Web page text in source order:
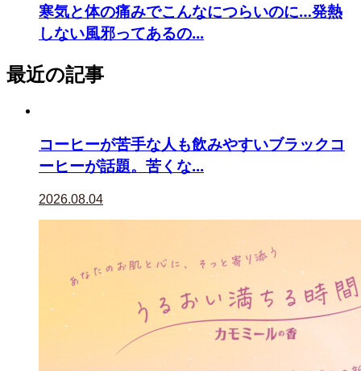
寒気と体の痛みでこんなにつらいのに…発熱
しない風邪ってあるの...
最近の記事
コーヒーが苦手な人も飲みやすいブラックコ
ーヒーが話題。苦くな...
2026.08.04